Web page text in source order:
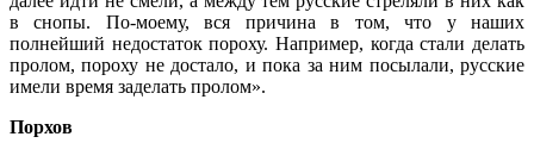
в снопы. По-моему, вся причина в том, что у наших
полнейший недостаток пороху. Например, когда стали делать
пролом, пороху не достало, и пока за ним посылали, русские
имели время заделать пролом».
Порхов